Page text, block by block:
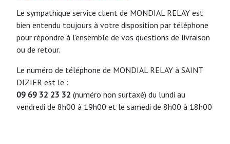
Le sympathique service client de MONDIAL RELAY est
bien entendu toujours à votre disposition par téléphone
pour répondre à l’ensemble de vos questions de livraison
ou de retour.
Le numéro de téléphone de MONDIAL RELAY à SAINT
DIZIER est le :
09 69 32 23 32 (numéro non surtaxé) du lundi au
vendredi de 8h00 à 19h00 et le samedi de 8h00 à 18h00